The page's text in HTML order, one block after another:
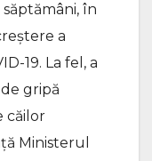
în
a
19. La fel, a
gripă
căilor
Ministerul